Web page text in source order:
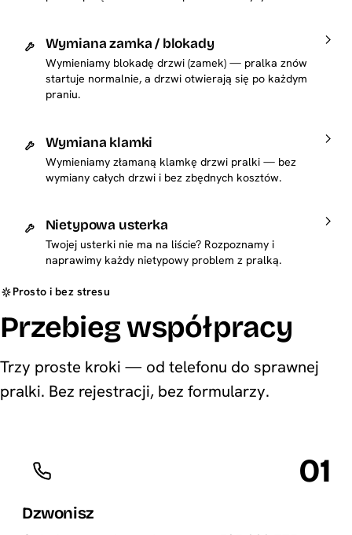
Wymiana zamka / blokady
Wymieniamy blokadę drzwi (zamek) — pralka znów
startuje normalnie, a drzwi otwierają się po każdym
praniu.
Wymiana klamki
Wymieniamy złamaną klamkę drzwi pralki — bez
wymiany całych drzwi i bez zbędnych kosztów.
Nietypowa usterka
Twojej usterki nie ma na liście? Rozpoznamy i
naprawimy każdy nietypowy problem z pralką.
Prosto i bez stresu
Przebieg współpracy
Trzy proste kroki — od telefonu do sprawnej
pralki. Bez rejestracji, bez formularzy.
01
Dzwonisz